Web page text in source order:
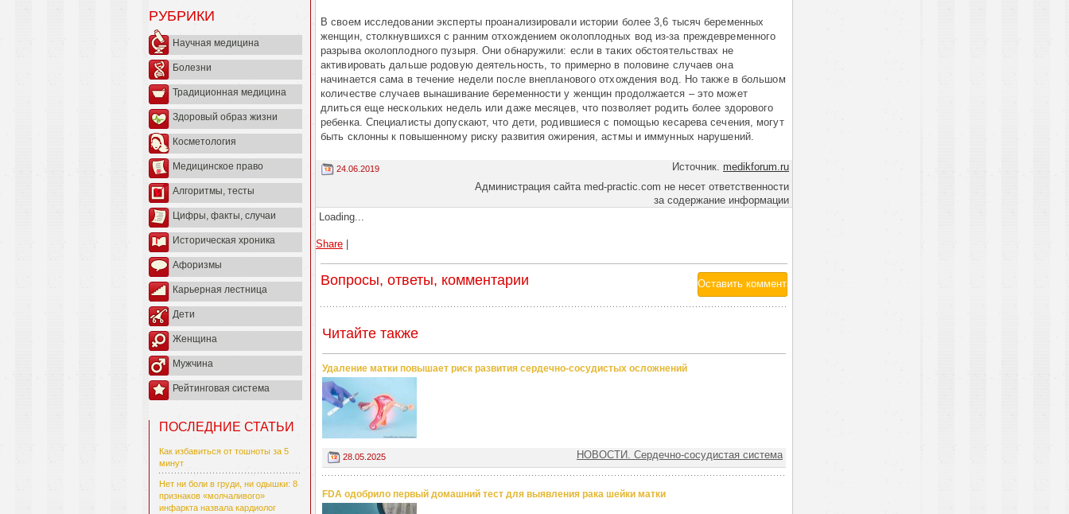
РУБРИКИ
Научная медицина
Болезни
Традиционная медицина
Здоровый образ жизни
Косметология
Медицинское право
Алгоритмы, тесты
Цифры, факты, случаи
Историческая хроника
Афоризмы
Карьерная лестница
Дети
Женщина
Мужчина
Рейтинговая система
ПОСЛЕДНИЕ СТАТЬИ
Как избавиться от тошноты за 5
минут
Нет ни боли в груди, ни одышки: 8
признаков «молчаливого»
инфаркта назвала кардиолог
В своем исследовании эксперты проанализировали истории более 3,6 тысяч беременных
женщин, столкнувшихся с ранним отхождением околоплодных вод из-за преждевременного
разрыва околоплодного пузыря. Они обнаружили: если в таких обстоятельствах не
активировать дальше родовую деятельность, то примерно в половине случаев она
начинается сама в течение недели после внепланового отхождения вод. Но также в большом
количестве случаев вынашивание беременности у женщин продолжается – это может
длиться еще нескольких недель или даже месяцев, что позволяет родить более здорового
ребенка. Специалисты допускают, что дети, родившиеся с помощью кесарева сечения, могут
быть склонны к повышенному риску развития ожирения, астмы и иммунных нарушений.
24.06.2019 Источник. medikforum.ru
Администрация сайта med-practic.com не несет ответственности
за содержание информации
Loading...
Share
Вопросы, ответы, комментарии
Читайте также
Удаление матки повышает риск развития сердечно-сосудистых осложнений
28.05.2025 НОВОСТИ. Сердечно-сосудистая система
FDA одобрило первый домашний тест для выявления рака шейки матки